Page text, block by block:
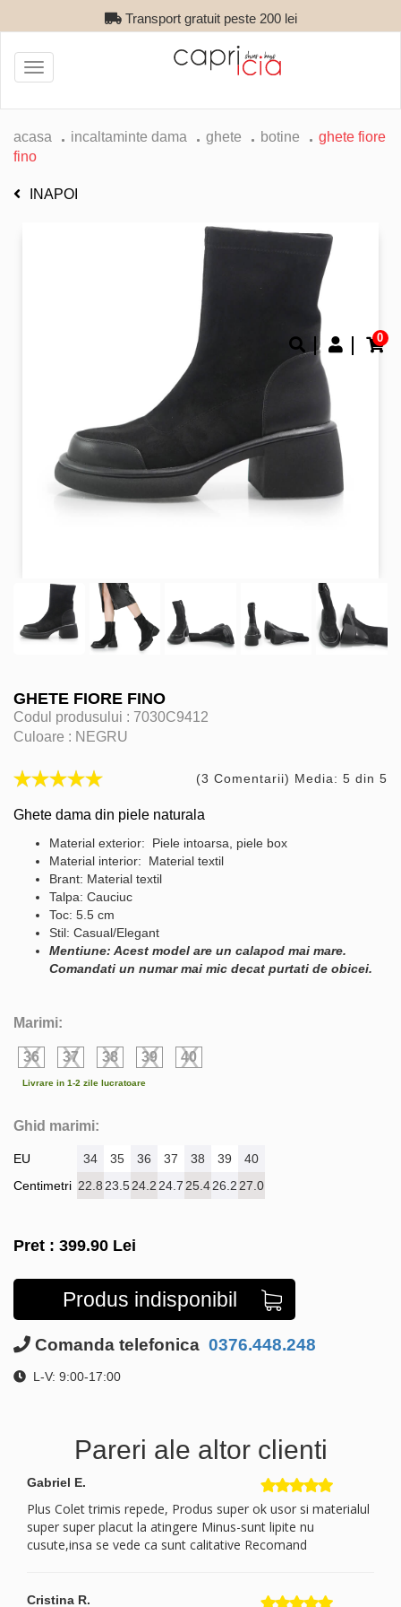
Transport gratuit peste 200 lei
0
Toggle
navigation
acasa incaltaminte dama ghete botine
ghete fiore
fino
INAPOI
GHETE FIORE FINO
Codul produsului : 7030C9412
Culoare : NEGRU
(3 Comentarii) Media: 5 din 5
Ghete dama din piele naturala
Material exterior: Piele intoarsa, piele box
Material interior: Material textil
Brant: Material textil
Talpa: Cauciuc
Toc: 5.5 cm
Stil: Casual/Elegant
Mentiune: Acest model are un calapod mai mare.
Comandati un numar mai mic decat purtati de obicei.
Marimi:
36 37 38 39 40
Livrare in 1-2 zile lucratoare
Ghid marimi:
EU
Centimetri
34 35 36 37 38 39
40
22.8 23.524.2 24.7 25.426.2 27.0
Pret : 399.90 Lei
Produs indisponibil
Comanda telefonica 0376.448.248
L-V: 9:00-17:00
Pareri ale altor clienti
Gabriel E.
Plus Colet trimis repede, Produs super ok usor si materialul
super super placut la atingere Minus-sunt lipite nu
cusute,insa se vede ca sunt calitative Recomand
Cristina R.